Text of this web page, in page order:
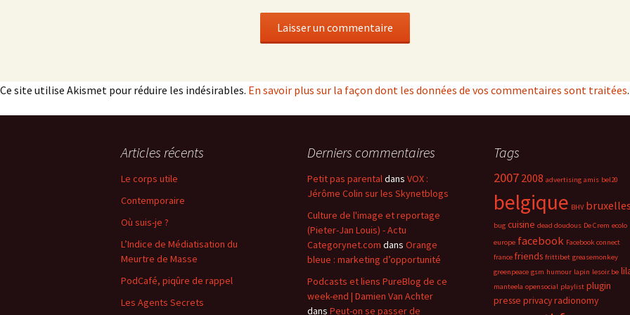
Ce site utilise Akismet pour réduire les indésirables. En savoir plus sur la façon dont les données de vos commentaires sont traitées.
Articles récents
Le corps utile
Contemporaire
Où suis-je ?
L’Indice de Médiatisation du
Meurtre de Masse
PodCafé, piqûre de rappel
Les Agents Secrets
Derniers commentaires
Petit pas parentaldans VOX :
Jérôme Colin sur les Skynetblogs
Culture de l'image et reportage
(Pieter-Jan Louis) - Actu
Categorynet.com dans Orange
bleue : marketing d’opportunité
Podcasts et liens PureBlog de ce
week-end | Damien Van Achter
dans Peut-on se passer de
Tags
2007 2008 advertising amis bel20
belgique BHV
bug cuisine dead doudous De Crem ecolo
europe facebook Facebook connect
france friends frittibet greasemonkey
greenpeace gsm humour lapin lesoir.be
manteela opensocial playlist plugin
presse privacyradionomy